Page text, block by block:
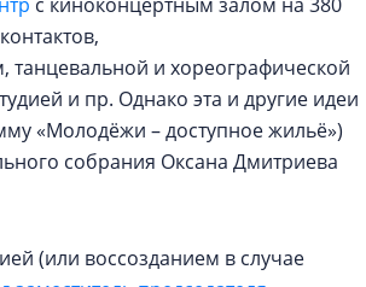
и хореографической
и пр. Однако эта и другие идеи
«Молодёжи – доступное жильё»)
собрания Оксана Дмитриева
(или воссозданием в случае